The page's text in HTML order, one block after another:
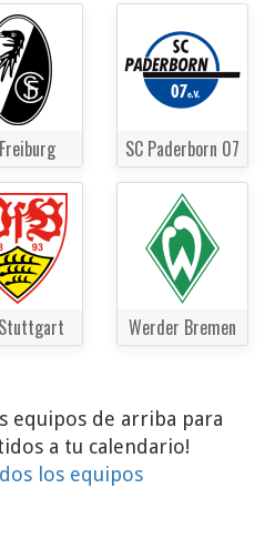
SC Paderborn 07
Werder Bremen
equipos de arriba para
a tu calendario!
los equipos